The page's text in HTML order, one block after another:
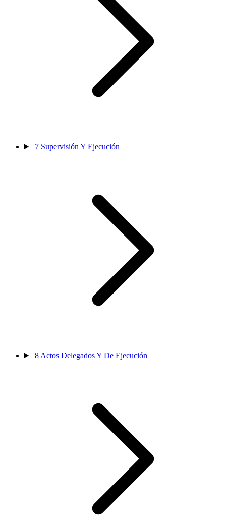
7 Supervisión Y Ejecución
8 Actos Delegados Y De Ejecución